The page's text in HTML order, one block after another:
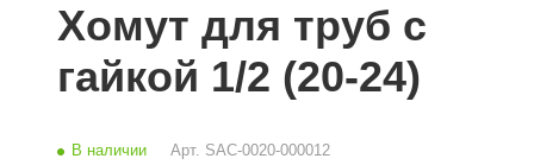
Хомут для труб с
гайкой 1/2 (20-24)
В наличии Арт. SAC-0020-000012